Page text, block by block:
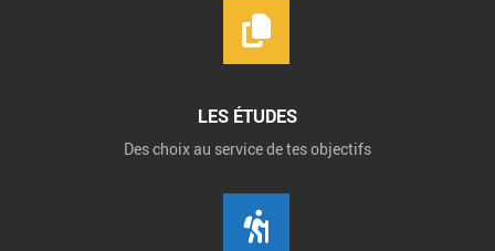
LES ÉTUDES
Des choix au service de tes objectifs